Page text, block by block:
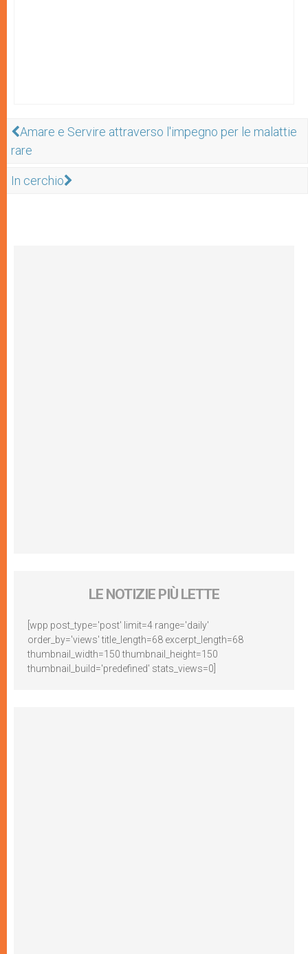
Amare e Servire attraverso l'impegno per le malattie
rare
In cerchio
LE NOTIZIE PIÙ LETTE
[wpp post_type='post' limit=4 range='daily'
order_by='views' title_length=68 excerpt_length=68
thumbnail_width=150 thumbnail_height=150
thumbnail_build='predefined' stats_views=0]